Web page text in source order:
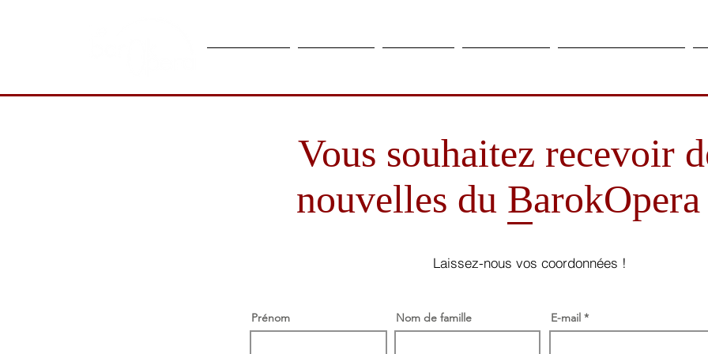
Vous souhaitez recevoir
nouvelles du BarokOpera
Laissez-nous vos coordonnées !
Prénom Nom de famille E-mail